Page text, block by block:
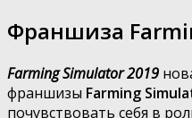
Франшиза
Farming Simulator 2019
франшизы Farming
почувствовать себя в